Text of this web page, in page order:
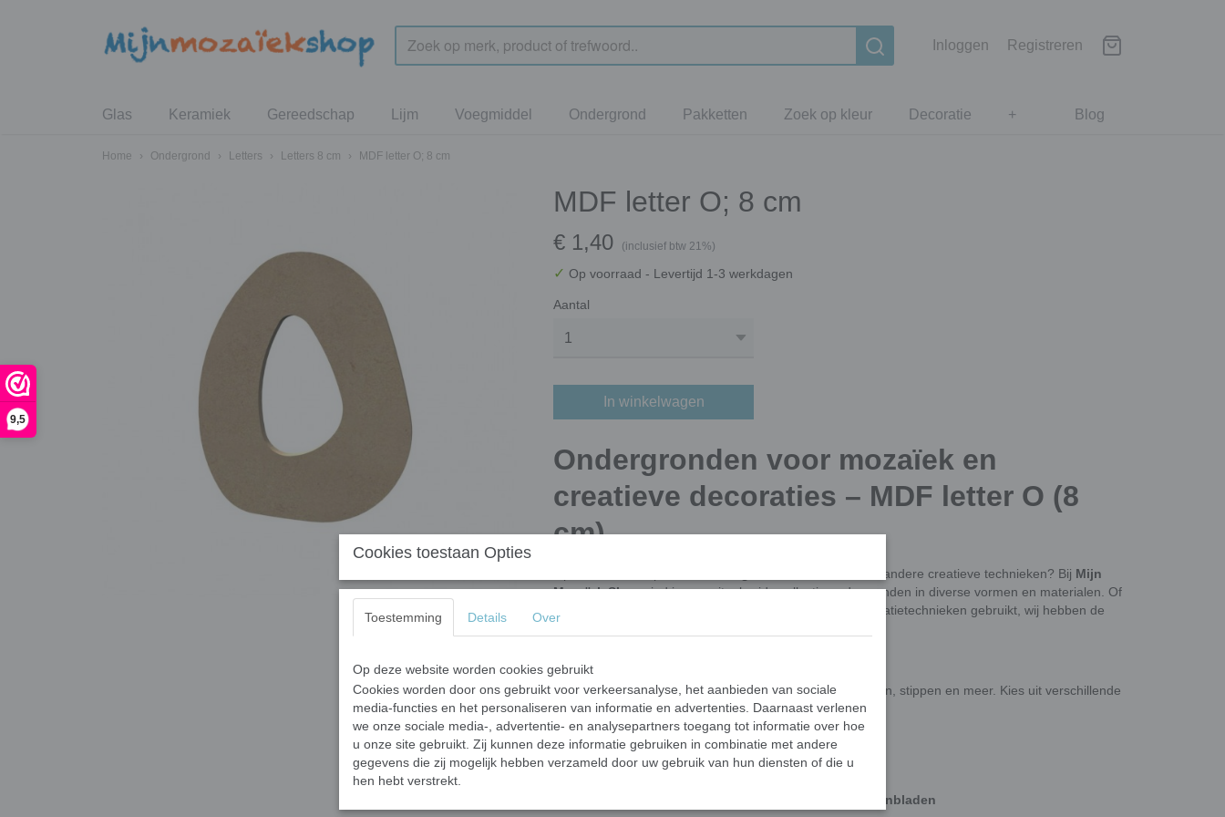
9,5
Inloggen Registreren
Blog
Glas Keramiek Gereedschap Lijm Voegmiddel Ondergrond Pakketten Zoek op kleur Decoratie +
Home › Ondergrond › Letters › Letters 8 cm › MDF letter O; 8 cm
MDF letter O; 8 cm
€ 1,40 (inclusief btw 21%)
✓ Op voorraad - Levertijd 1-3 werkdagen
Aantal
In winkelwagen
Ondergronden voor mozaïek en
creatieve decoraties – MDF letter O (8
cm)
of andere creatieve technieken? Bij Mijn
Mozaïek Shopvind je een uitgebreide collectie ondergronden in diverse vormen en materialen. Of
je nu mozaïeksteentjes, verf, decoupage of andere decoratietechnieken gebruikt, wij hebben de
Ruime keuze aan figuren en meer
Onzeondergrondenzijn perfect voor mozaïek, schilderen, stippen en meer. Kies uit verschillende
vormen, zoals:
✔ Ronde & vierkante ondergronden
✔ Letters & cijfers
✔Dieren & feestelijke figuren
Fotolijsten, waxinelichthouders, tissuedozen & dienbladen
Cookies toestaan Opties
Toestemming Details Over
Op deze website worden cookies gebruikt
Cookies worden door ons gebruikt voor verkeersanalyse, het aanbieden van sociale
media-functies en het personaliseren van informatie en advertenties. Daarnaast verlenen
we onze sociale media-, advertentie- en analysepartners toegang tot informatie over hoe
u onze site gebruikt. Zij kunnen deze informatie gebruiken in combinatie met andere
gegevens die zij mogelijk hebben verzameld door uw gebruik van hun diensten of die u
hen hebt verstrekt.